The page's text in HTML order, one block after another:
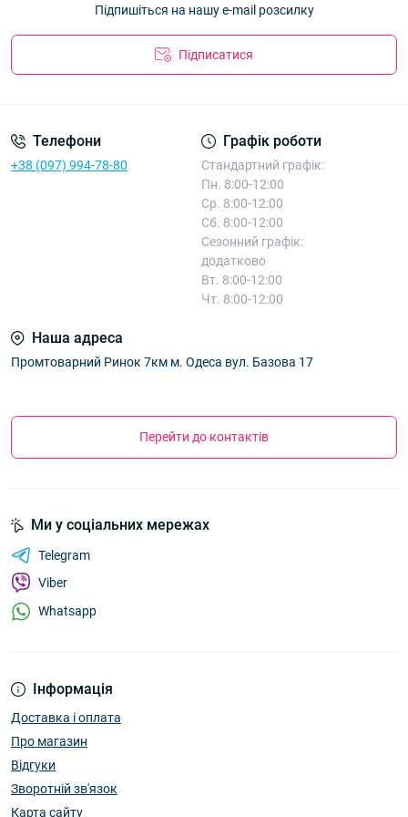
Підпишіться на нашу e-mail розсилку
Підписатися
Телефони
+38 (097) 994-78-80
Графік роботи
Стандартний графік:
Пн. 8:00-12:00
Ср. 8:00-12:00
Сб. 8:00-12:00
Сезонний графік:
додатково
Вт. 8:00-12:00
Чт. 8:00-12:00
Наша адреса
Промтоварний Ринок 7км м. Одеса вул. Базова 17
Перейти до контактів
Інформація
Доставка і оплата
Про магазин
Відгуки
Зворотній зв'язок
Карта сайту
Ми у соціальних мережах
Telegram
Viber
Whatsapp